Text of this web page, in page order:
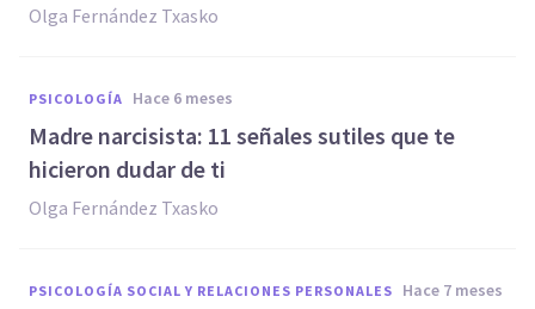
Olga Fernández Txasko
PSICOLOGÍA hace 6 meses
Madre narcisista: 11 señales sutiles que te
hicieron dudar de ti
Olga Fernández Txasko
PSICOLOGÍA SOCIAL Y RELACIONES PERSONALES hace 7 meses